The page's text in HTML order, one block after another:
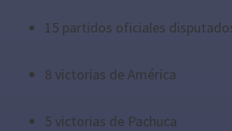
15 partidos oficiales
8 victorias de América
5 victorias de Pachuca